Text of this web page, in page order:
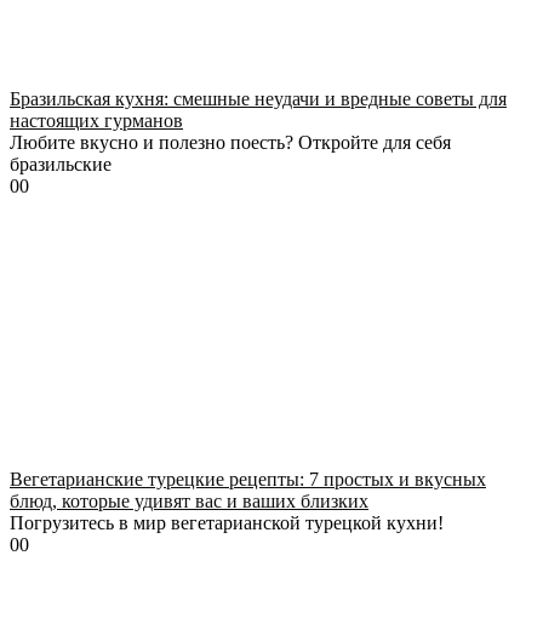
Бразильская кухня: смешные неудачи и вредные советы для
настоящих гурманов
Любите вкусно и полезно поесть? Откройте для себя
бразильские
00
Вегетарианские турецкие рецепты: 7 простых и вкусных
блюд, которые удивят вас и ваших близких
Погрузитесь в мир вегетарианской турецкой кухни!
00